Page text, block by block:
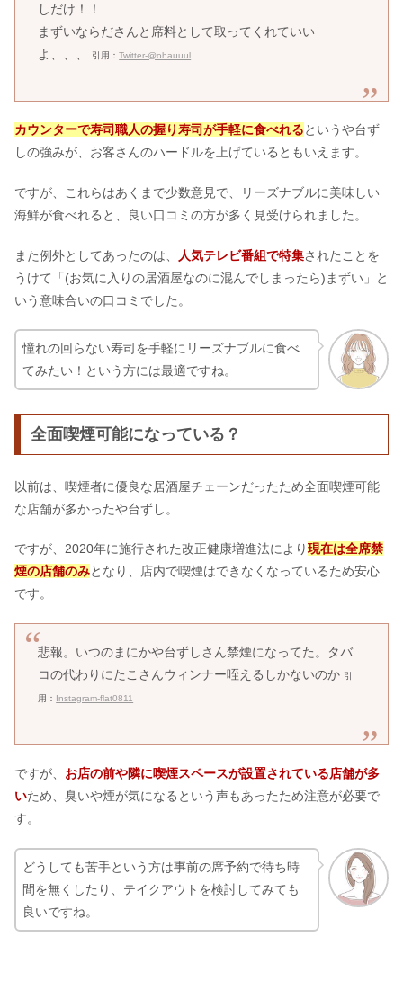
しだけ！！
まずいならださんと席料として取ってくれていい
よ、、、
引用：Twitter-@ohauuul
カウンターで寿司職人の握り寿司が手軽に食べれるというや台ず
しの強みが、お客さんのハードルを上げているともいえます。
ですが、これらはあくまで少数意見で、リーズナブルに美味しい
海鮮が食べれると、良い口コミの方が多く見受けられました。
また例外としてあったのは、 人気テレビ番組で特集されたことを
うけて「(お気に入りの居酒屋なのに混んでしまったら)まずい」と
いう意味合いの口コミでした。
憧れの回らない寿司を手軽にリーズナブルに食べ
てみたい！という方には最適ですね。
全面喫煙可能になっている？
以前は、喫煙者に優良な居酒屋チェーンだったため全面喫煙可能
な店舗が多かったや台ずし。
ですが、2020年に施行された改正健康増進法により現在は全席禁
煙の店舗のみとなり、店内で喫煙はできなくなっているため安心
です。
悲報。いつのまにかや台ずしさん禁煙になってた。タバ
コの代わりにたこさんウィンナー咥えるしかないのか 引
用： Instagram-flat0811
ですが、 お店の前や隣に喫煙スペースが設置されている店舗が多
いため、臭いや煙が気になるという声もあったため注意が必要で
す。
どうしても苦手という方は事前の席予約で待ち時
間を無くしたり、テイクアウトを検討してみても
良いですね。